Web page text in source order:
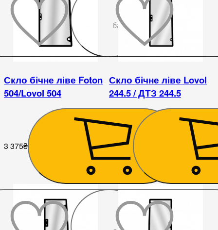
бажаного
Скло бічне ліве Foton
504/Lovol 504
3 375₴
Скло бічне ліве Lovol
244.5 / ДТЗ 244.5
4 050₴